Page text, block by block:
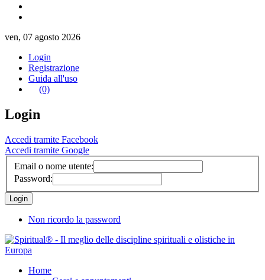
ven, 07 agosto 2026
Login
Registrazione
Guida all'uso
(0)
Login
Accedi tramite Facebook
Accedi tramite Google
Email o nome utente:
Password:
Non ricordo la password
Home